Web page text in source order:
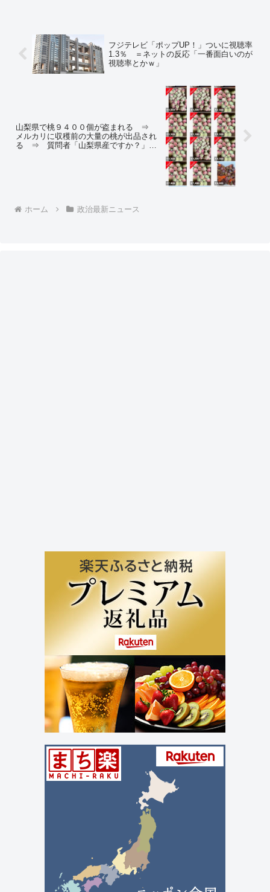
フジテレビ「ポップUP！」ついに視聴率
1.3％ ＝ネットの反応「一番面白いのが
視聴率とかｗ」
山梨県で桃９４００個が盗まれる ⇒
メルカリに収穫前の大量の桃が出品され
る ⇒ 質問者「山梨県産ですか？」
ホーム 政治最新ニュース